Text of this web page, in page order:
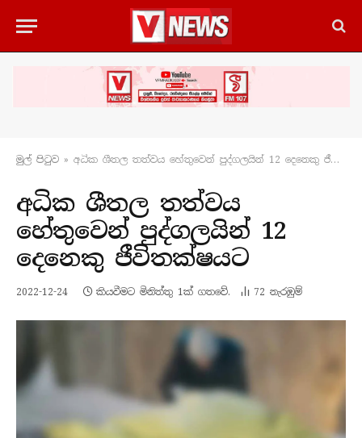
මුල් පිටු​ව » අධික ශීතල තත්වය හේතුවෙන් පුද්ගලයින් 12 දෙනෙකු ජීවිතක්ෂයට
අධික ශීතල තත්වය
හේතුවෙන් පුද්ගලයින් 12
දෙනෙකු ජීවිතක්ෂයට
2022-12-24 කියවීමට මිනිත්තු 1ක් ගතවේ. 72 නැරඹු​ම්